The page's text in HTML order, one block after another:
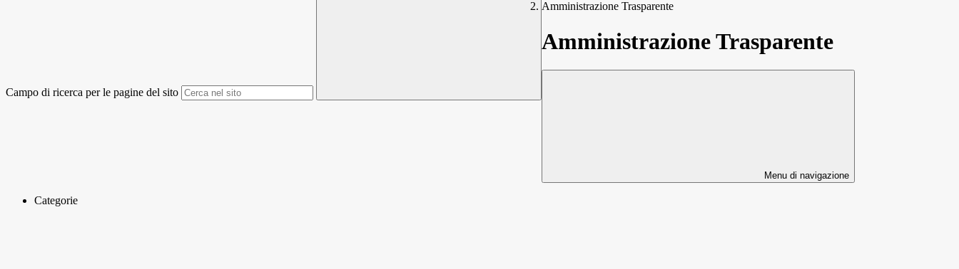
Campo di ricerca per le pagine del sito
Amministrazione Trasparente
Amministrazione Trasparente
Menu di navigazione
Categorie